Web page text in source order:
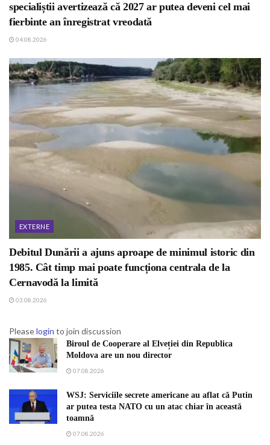
specialiștii avertizează că 2027 ar putea deveni cel mai
fierbinte an înregistrat vreodată
04.08.2026
EXTERNE
Debitul Dunării a ajuns aproape de minimul istoric din
1985. Cât timp mai poate funcționa centrala de la
Cernavodă la limită
03.08.2026
Pleaselogin to join discussion
Biroul de Cooperare al Elveției din Republica
Moldova are un nou director
07.08.2026
WSJ: Serviciile secrete americane au aflat că Putin
ar putea testa NATO cu un atac chiar în această
toamnă
07.08.2026